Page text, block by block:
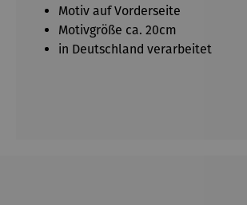
Motiv auf Vorderseite
Motivgröße ca. 20cm
in Deutschland verarbeitet